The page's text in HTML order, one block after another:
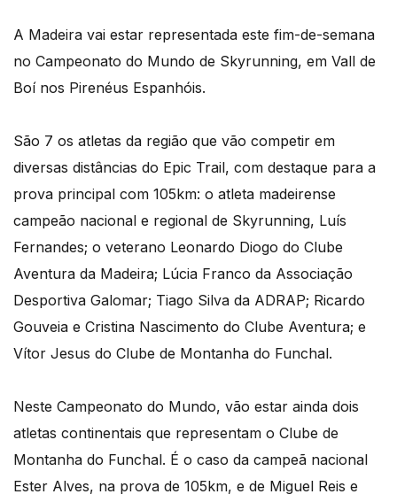
A Madeira vai estar representada este fim-de-semana
no Campeonato do Mundo de Skyrunning, em Vall de
Boí nos Pirenéus Espanhóis.
São 7 os atletas da região que vão competir em
diversas distâncias do Epic Trail, com destaque para a
prova principal com 105km: o atleta madeirense
campeão nacional e regional de Skyrunning, Luís
Fernandes; o veterano Leonardo Diogo do Clube
Aventura da Madeira; Lúcia Franco da Associação
Desportiva Galomar; Tiago Silva da ADRAP; Ricardo
Gouveia e Cristina Nascimento do Clube Aventura; e
Vítor Jesus do Clube de Montanha do Funchal.
Neste Campeonato do Mundo, vão estar ainda dois
atletas continentais que representam o Clube de
Montanha do Funchal. É o caso da campeã nacional
Ester Alves, na prova de 105km, e de Miguel Reis e